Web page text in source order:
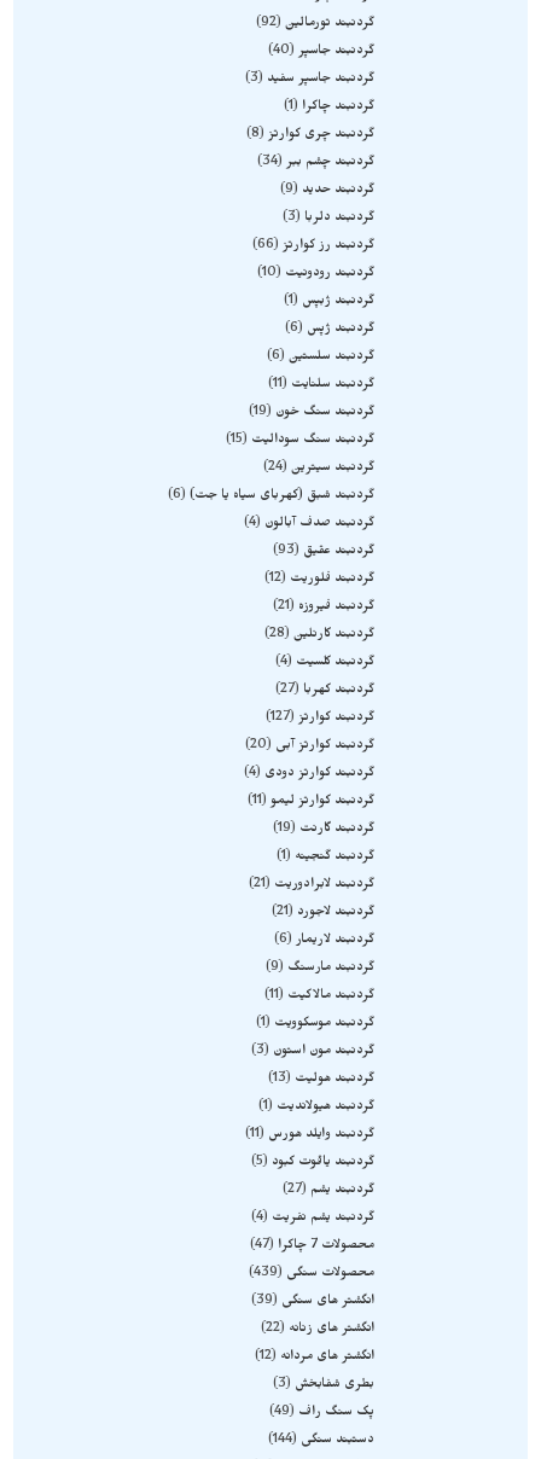
گردنبند تورمالین 92
گردنبند جاسپر 40
گردنبند جاسپر سفید
3
گردنبند چاکرا
1
گردنبند چری کوارتز 8
گردنبند چشم ببر 34
گردنبند حدید
9
گردنبند دلربا
3
گردنبند رز کوارتز 66
گردنبند رودونیت
10
گردنبند ژبپس
1
گردنبند ژپس
6
گردنبند سلستین 6
گردنبند سلنایت
11
گردنبند سنگ خون
19
گردنبند سنگ سودالیت
15
گردنبند سیترین 24
گردنبند شبق (کهربای سیاه یا جت) 6
گردنبند صدف آبالون
4
گردنبند عقیق
93
گردنبند فلوریت
12
گردنبند فیروزه
21
گردنبند کارنلین 28
گردنبند کلسیت
4
گردنبند کهربا
27
گردنبند کوارتز 127
گردنبند کوارتز آبی
20
گردنبند کوارتز دودی
4
گردنبند کوارتز لیمو 11
گردنبند گارنت
19
گردنبند گنجینه
1
گردنبند لابرادوریت
21
گردنبند لاجورد
21
گردنبند لاریمار 6
گردنبند مارسنگ
9
گردنبند مالاکیت
11
گردنبند موسکوویت
1
گردنبند مون استون
3
گردنبند هولیت
13
گردنبند هیولاندیت
1
گردنبند وایلد هورس
11
گردنبند یاقوت کبود
5
گردنبند یشم
27
گردنبند یشم نفریت
4
محصولات 7 چاکرا
47
محصولات سنگی
439
انگشتر های سنگی
39
انگشتر های زنانه
22
انگشتر های مردانه
12
بطری شفابخش
3
پک سنگ راف
49
دستبند سنگی
144